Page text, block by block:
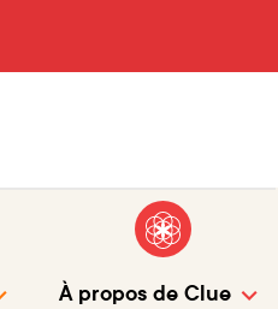
À propos de Clue